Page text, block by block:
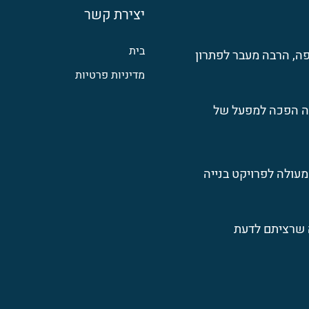
הרבה מעבר לפתרון
הפכה למפעל של
לפרויקט בנייה
שרציתם לדעת
יצירת קשר
בית
מדיניות פרטיות